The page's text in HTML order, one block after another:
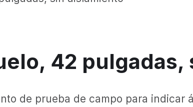
42 pulgadas,
de prueba de campo para indicar